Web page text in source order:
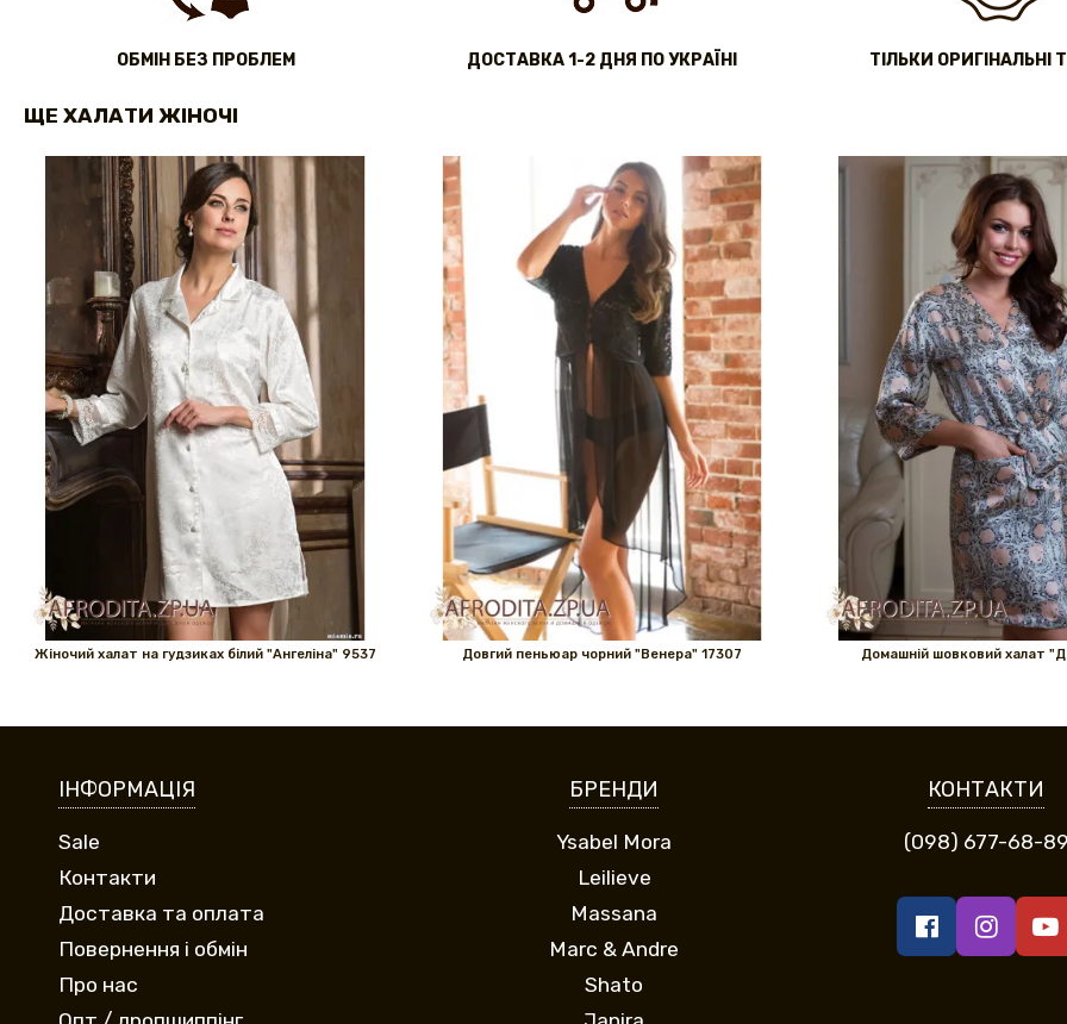
ОБМІН БЕЗ ПРОБЛЕМ ДОСТАВКА 1-2 ДНЯ ПО УКРАЇНІ ТІЛЬКИ ОРИГІНАЛЬНІ
ЩЕ ХАЛАТИ ЖІНОЧІ
Жіночий халат на гудзиках білий "Ангеліна" 9537 Довгий пеньюар чорний "Венера" ​​17307 Домашній шовковий халат
ІНФОРМАЦІЯ
Sale
Контакти
Доставка та оплата
Повернення і обмін
Про нас
БРЕНДИ
Ysabel Mora
Leilieve
Massana
Marc & Andre
Shato
КОНТАКТИ
(098) 677-68-